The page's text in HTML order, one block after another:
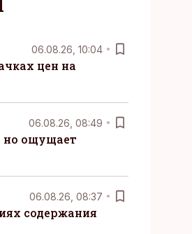
06.08.26, 10:04
цен на
06.08.26, 08:49
но ощущает
06.08.26, 08:37
содержания